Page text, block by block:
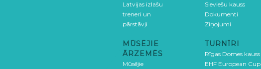
Latvijas izlašu
treneri un
pārstāvji
MŪSĒJIE
ĀRZEMĒS
Mūsējie
Sieviešu kauss
Dokumenti
Ziņojumi
TURNĪRI
Rīgas Domes kauss
EHF European Cup